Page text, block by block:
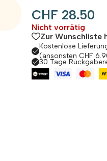
CHF 28.50
Nicht vorrätig
Zur Wunschliste
Kostenlose
(ansonsten CHF
30 Tage